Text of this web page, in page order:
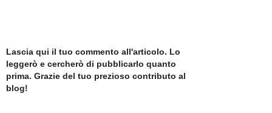
Lascia qui il tuo commento all'articolo. Lo
leggerò e cercherò di pubblicarlo quanto
prima. Grazie del tuo prezioso contributo al
blog!